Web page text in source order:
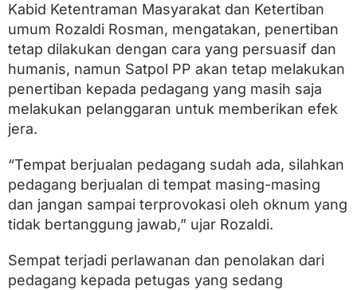
d
a
n
g
Kabid Ketentraman Masyarakat dan Ketertiban
umum Rozaldi Rosman, mengatakan, penertiban
tetap dilakukan dengan cara yang persuasif dan
humanis, namun Satpol PP akan tetap melakukan
penertiban kepada pedagang yang masih saja
melakukan pelanggaran untuk memberikan efek
jera.
“Tempat berjualan pedagang sudah ada, silahkan
pedagang berjualan di tempat masing-masing
dan jangan sampai terprovokasi oleh oknum yang
tidak bertanggung jawab,” ujar Rozaldi.
Sempat terjadi perlawanan dan penolakan dari
pedagang kepada petugas yang sedang